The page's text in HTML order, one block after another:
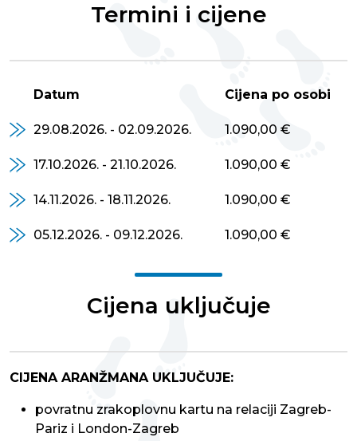
Termini i cijene
Datum Cijena po osobi
29.08.2026. - 02.09.2026. 1.090,00 €
17.10.2026. - 21.10.2026. 1.090,00 €
14.11.2026. - 18.11.2026. 1.090,00 €
05.12.2026. - 09.12.2026. 1.090,00 €
Cijena uključuje
CIJENA ARANŽMANA UKLJUČUJE:
povratnu zrakoplovnu kartu na relaciji Zagreb-
Pariz i London-Zagreb